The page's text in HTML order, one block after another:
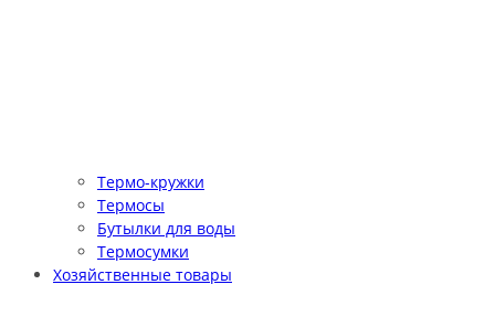
Термо-кружки
Термосы
Бутылки для воды
Термосумки
Хозяйственные товары